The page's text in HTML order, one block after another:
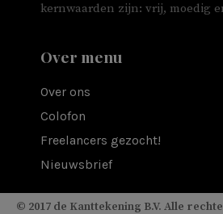
kernwaarden zijn: vrij, moedig
Over menu
Over ons
Colofon
Freelancers gezocht!
Nieuwsbrief
© 2017 de Kanttekening B.V. Alle